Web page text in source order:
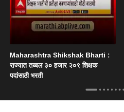
Maharashtra Shikshak Bharti :
राज्यात तब्बल ३० हजार २०९ शिक्षक
पदांसाठी भरती